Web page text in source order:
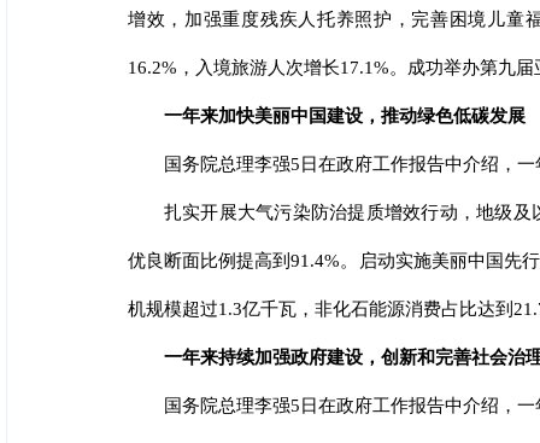
增效，加强重度残疾人托养照护，完善困境儿童
16.2%，入境旅游人次增长17.1%。成功举办第九
一年来加快美丽中国建设，推动绿色低碳发展
国务院总理李强5日在政府工作报告中介绍，
扎实开展大气污染防治提质增效行动，地级
优良断面比例提高到91.4%。启动实施美丽中国先
机规模超过1.3亿千瓦，非化石能源消费占比达到
一年来持续加强政府建设，创新和完善社会治
国务院总理李强5日在政府工作报告中介绍，